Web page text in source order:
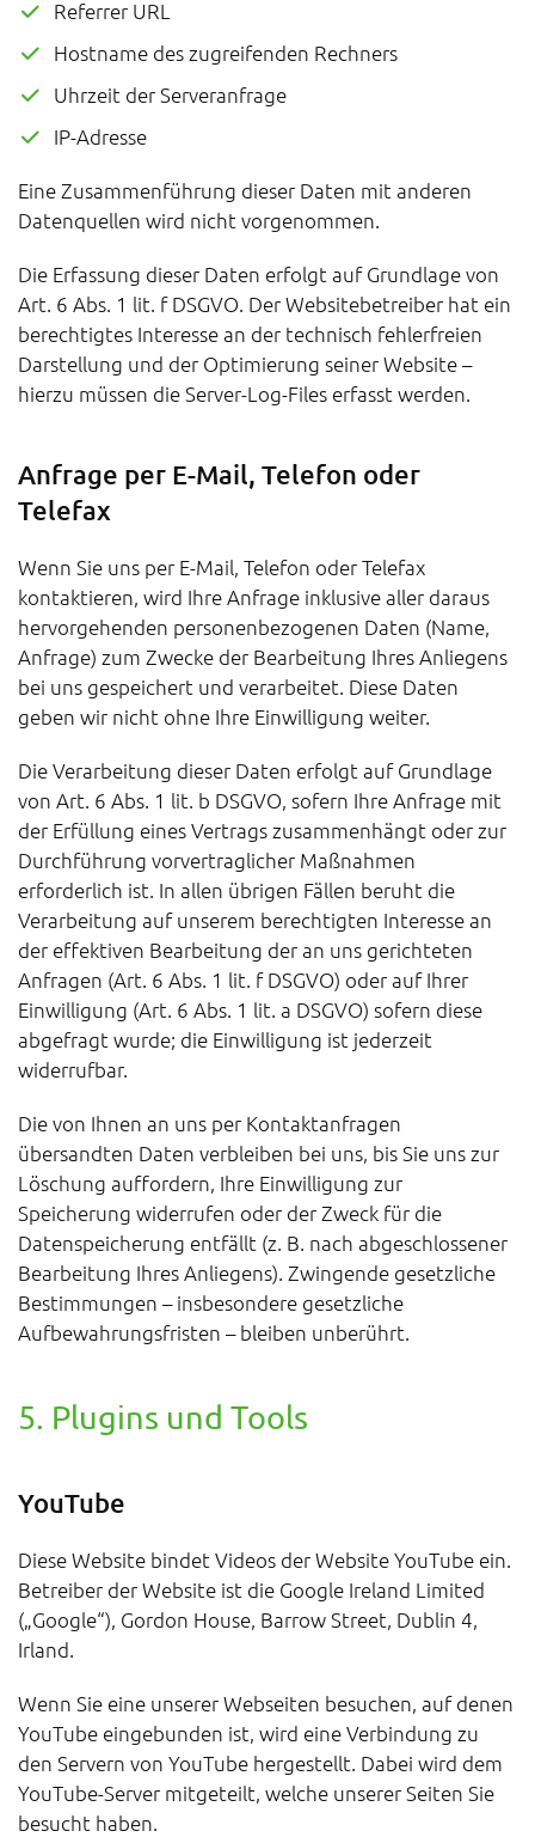
Referrer URL
Hostname des zugreifenden Rechners
Uhrzeit der Serveranfrage
IP-Adresse
Eine Zusammenführung dieser Daten mit anderen
Datenquellen wird nicht vorgenommen.
Die Erfassung dieser Daten erfolgt auf Grundlage von
Art. 6 Abs. 1 lit. f DSGVO. Der Websitebetreiber hat ein
berechtigtes Interesse an der technisch fehlerfreien
Darstellung und der Optimierung seiner Website –
hierzu müssen die Server-Log-Files erfasst werden.
Anfrage per E-Mail, Telefon oder
Telefax
Wenn Sie uns per E-Mail, Telefon oder Telefax
kontaktieren, wird Ihre Anfrage inklusive aller daraus
hervorgehenden personenbezogenen Daten (Name,
Anfrage) zum Zwecke der Bearbeitung Ihres Anliegens
bei uns gespeichert und verarbeitet. Diese Daten
geben wir nicht ohne Ihre Einwilligung weiter.
Die Verarbeitung dieser Daten erfolgt auf Grundlage
von Art. 6 Abs. 1 lit. b DSGVO, sofern Ihre Anfrage mit
der Erfüllung eines Vertrags zusammenhängt oder zur
Durchführung vorvertraglicher Maßnahmen
erforderlich ist. In allen übrigen Fällen beruht die
Verarbeitung auf unserem berechtigten Interesse an
der effektiven Bearbeitung der an uns gerichteten
Anfragen (Art. 6 Abs. 1 lit. f DSGVO) oder auf Ihrer
Einwilligung (Art. 6 Abs. 1 lit. a DSGVO) sofern diese
abgefragt wurde; die Einwilligung ist jederzeit
widerrufbar.
Die von Ihnen an uns per Kontaktanfragen
übersandten Daten verbleiben bei uns, bis Sie uns zur
Löschung auffordern, Ihre Einwilligung zur
Speicherung widerrufen oder der Zweck für die
Datenspeicherung entfällt (z. B. nach abgeschlossener
Bearbeitung Ihres Anliegens). Zwingende gesetzliche
Bestimmungen – insbesondere gesetzliche
Aufbewahrungsfristen – bleiben unberührt.
5. Plugins und Tools
YouTube
Diese Website bindet Videos der Website YouTube ein.
Betreiber der Website ist die Google Ireland Limited
(„Google“), Gordon House, Barrow Street, Dublin 4,
Irland.
Wenn Sie eine unserer Webseiten besuchen, auf denen
YouTube eingebunden ist, wird eine Verbindung zu
den Servern von YouTube hergestellt. Dabei wird dem
YouTube-Server mitgeteilt, welche unserer Seiten Sie
besucht haben.